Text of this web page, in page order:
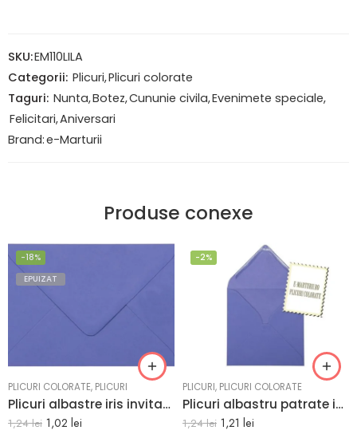
SKU:EM110LILA
Categorii: Plicuri,Plicuri colorate
Taguri: Nunta,Botez,Cununie civila,Evenimete speciale,
Felicitari,Aniversari
Brand:e-Marturii
Produse conexe
-18%
EPUIZAT
PLICURI COLORATE, PLICURI
Plicuri albastre iris invitatii botez 125 x 175 mm set 20 buc
1,24lei 1,02 lei
-2%
PLICURI, PLICURI COLORATE
Plicuri albastru patrate invitatii nunta 155 x 155 mm set 20 buc
1,24lei 1,21 lei